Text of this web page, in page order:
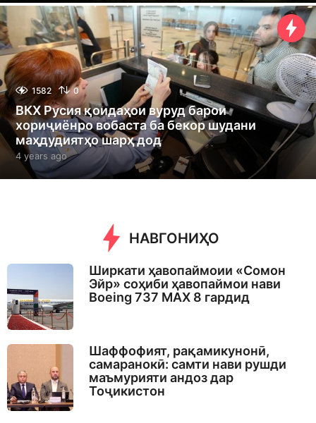
e
a
r
s
a
g
o
1582 0
ВКХ Русия қоидаҳои вуруд барои
хориҷиёнро вобаста ба бекор шудани
маҳдудиятҳо шарҳ дод
4 years ago4
e
o
НАВГОНИҲО
Ширкати ҳавопаймоии «Сомон
Эйр» соҳиби ҳавопаймои нави
Boeing 737 MAX 8 гардид
Шаффофият, рақамикунонӣ,
самаранокӣ: самти нави рушди
маъмурияти андоз дар
Тоҷикистон